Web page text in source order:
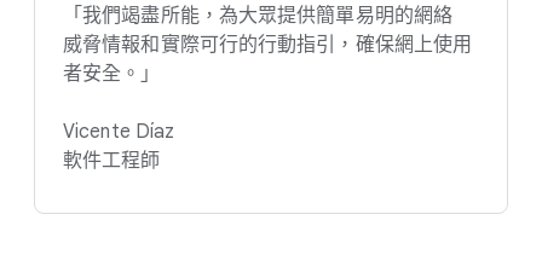
「我們​竭盡​所​能，​為​大眾​提供​簡單易明​的​網絡​
威脅情報​和​實際​可行​的​行動​指引，​確保​網​上​使用​
者​安全。​」
Vicente Díaz
軟件​工程師